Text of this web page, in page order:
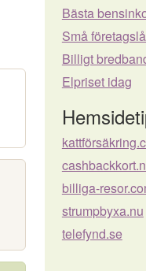
Bästa
Små
Billigt
Elpriset idag
billiga-
strumpbyxa.nu
telefynd.se